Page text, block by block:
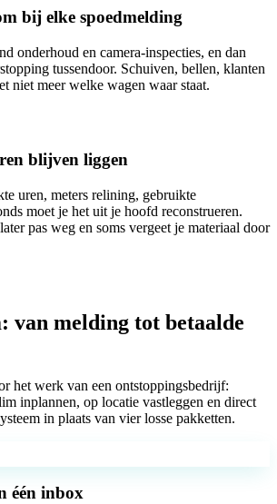
bij elke spoedmelding
onderhoud en camera-inspecties, en dan
tussendoor. Schuiven, bellen, klanten
niet meer welke wagen waar staat.
blijven liggen
uren, meters relining, gebruikte
moet je het uit je hoofd reconstrueren.
pas weg en soms vergeet je materiaal door
van melding tot betaalde
het werk van een ontstoppingsbedrijf:
inplannen, op locatie vastleggen en direct
in plaats van vier losse pakketten.
één inbox